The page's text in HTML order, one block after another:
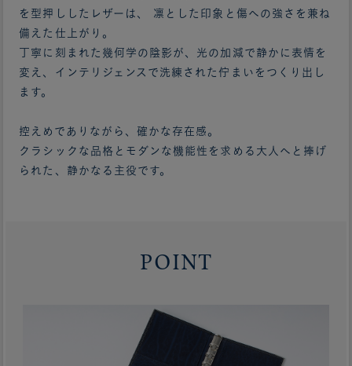
を型押ししたレザーは、 凛とした印象と傷への強さを兼ね
備えた仕上がり。
丁寧に刻まれた幾何学の陰影が、光の加減で静かに表情を
変え、インテリジェンスで洗練された佇まいをつくり出し
ます。
控えめでありながら、確かな存在感。
クラシックな品格とモダンな機能性を求める大人へと捧げ
られた、静かなる主役です。
POINT